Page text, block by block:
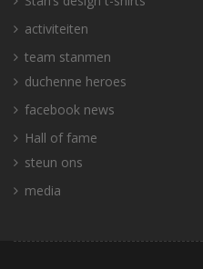
activiteiten
team stanmen
duchenne heroes
facebook news
Hall of fame
steun ons
media